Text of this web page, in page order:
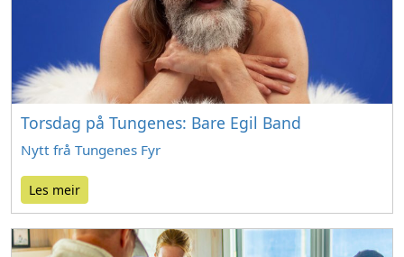
Torsdag på Tungenes: Bare Egil Band
Nytt frå Tungenes Fyr
Les meir